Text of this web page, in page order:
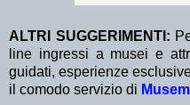
ALTRI SUGGERIMENTI:
line ingressi a musei e
guidati, esperienze
il comodo servizio di